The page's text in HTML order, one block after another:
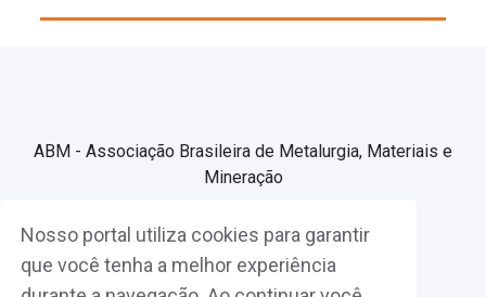
Nosso portal utiliza cookies para garantir
que você tenha a melhor experiência
ABM - Associação Brasileira de Metalurgia, Materiais e
Mineração
Associe-se